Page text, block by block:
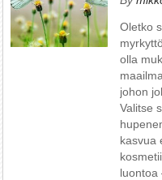
Oletko
olla
johon
Valitse
kasvua
luontoa